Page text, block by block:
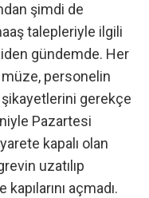
şimdi de
talepleriyle ilgili
gündemde. Her
müze, personelin
şikayetlerini gerekçe
Pazartesi
kapalı olan
uzatılıp
açmadı.